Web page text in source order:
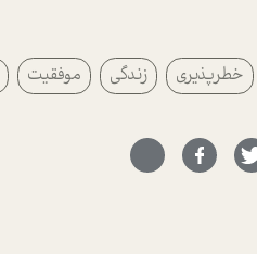
خطرپذیری زندگی موفقیت